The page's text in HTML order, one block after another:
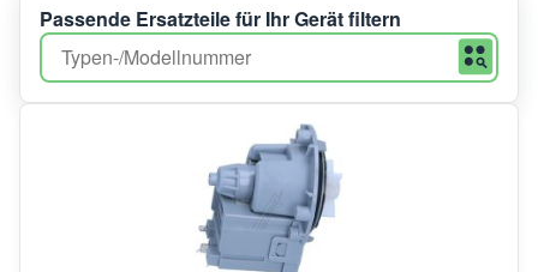
Passende Ersatzteile für Ihr Gerät filtern